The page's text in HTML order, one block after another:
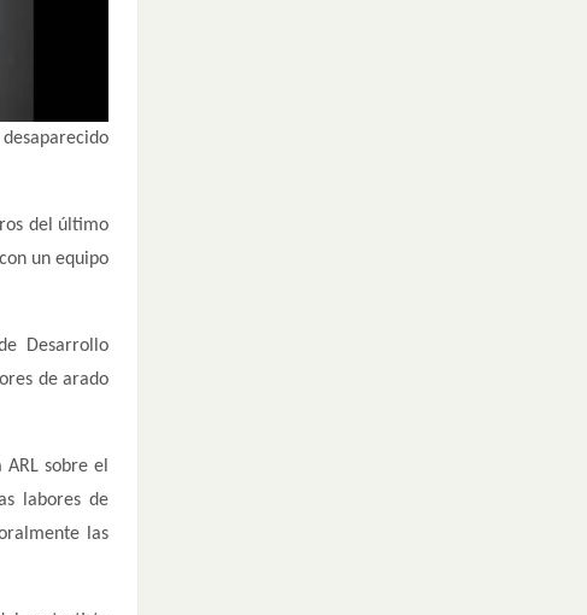
del último
un equipo
Desarrollo
de arado
sobre el
labores de
las